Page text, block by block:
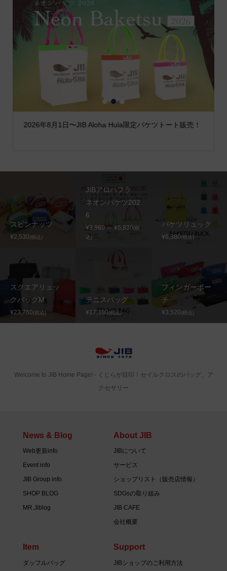
2026年8月1日〜JIB Aloha Hula限定バケツトート販売！
1 2 3
スピンナッツ
¥2,530(税込)
JIBアロハフラ
ネオンバケツ202
6
¥3,960 ～ ¥5,830(税
込)
バケツリュック
¥6,380(税込)
スクエアリュッ
クバッグM
¥23,760(税込)
テニスバッグ
¥17,380(税込)
フィンガーポー
チ
¥3,520(税込)
Welcome to JIB Home Page! ‐ くじらが目印！セイルクロスのバッグ、ア
クセサリー
News & Blog
Web更新info
Event info
JIB Group info
SHOP BLOG
MR.Jiblog
About JIB
JIBについて
サービス
ショップリスト（販売店情報）
SDGsの取り組み
JIB CAFE
会社概要
Item
ダッフルバッグ
Support
JIBショップのご利用方法